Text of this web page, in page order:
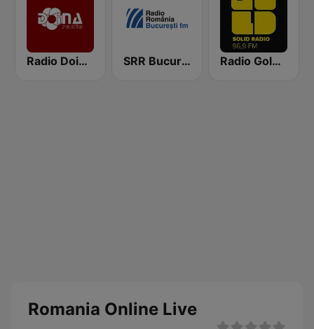
Radio Doina FM SRR Bucuresti 98.3 FM Radio Gold FM 96.9
Romania Online Live